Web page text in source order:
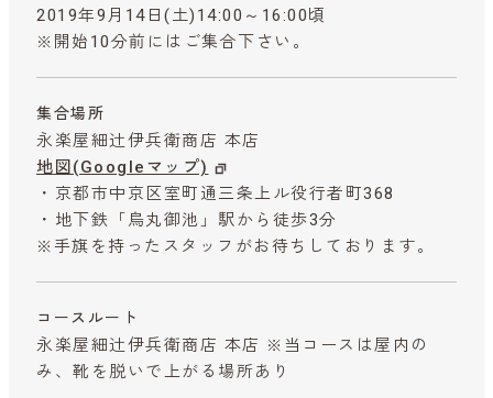
2019年9月14日(土)14:00～16:00頃
※開始10分前にはご集合下さい。
集合場所
永楽屋細辻伊兵衛商店 本店
地図(Googleマップ)
・京都市中京区室町通三条上ル役行者町368
・地下鉄「烏丸御池」駅から徒歩3分
※手旗を持ったスタッフがお待ちしております。
コースルート
永楽屋細辻伊兵衛商店 本店 ※当コースは屋内の
み、靴を脱いで上がる場所あり